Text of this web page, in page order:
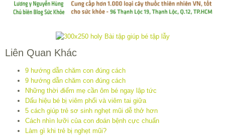
Liên Quan Khác
9 hướng dẫn chăm con đúng cách
9 hướng dẫn chăm con đúng cách
Những thời điểm mẹ cần ôm bé ngay lập tức
Dấu hiệu bé bị viêm phổi và viêm tai giữa
5 cách giúp trẻ sơ sinh nghẹt mũi dễ thở hơn
Cách nhìn lưỡi của con đoán bệnh cực chuẩn
Làm gì khi trẻ bị nghẹt mũi?